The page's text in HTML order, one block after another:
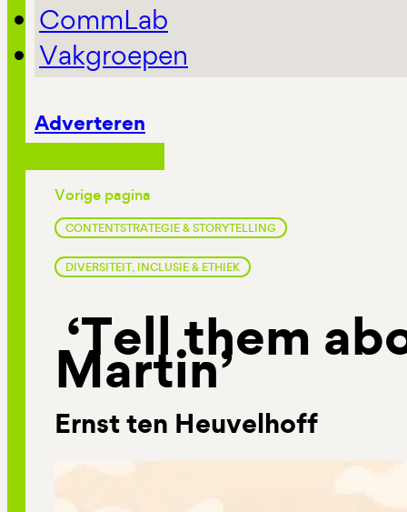
CommLab
Vakgroepen
Adverteren
Vorige pagina
CONTENTSTRATEGIE & STORYTELLING
DIVERSITEIT, INCLUSIE & ETHIEK
‘Tell them
Martin’
Ernst ten Heuvelhoff